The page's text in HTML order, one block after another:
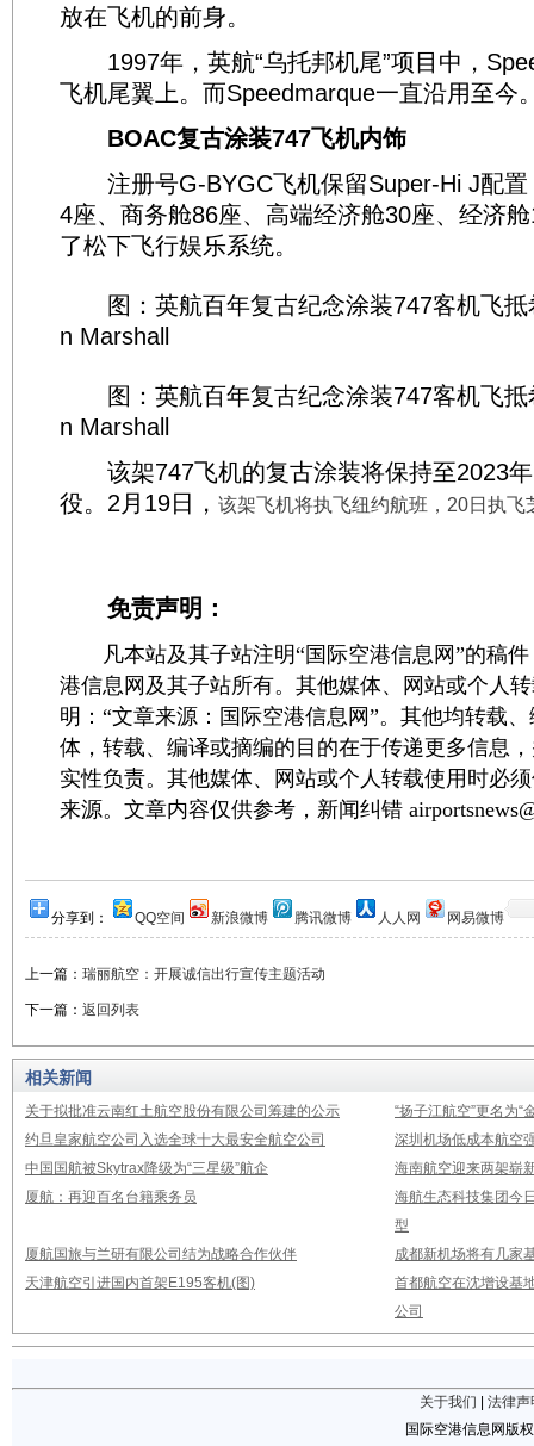
放在飞机的前身。
1997年，英航“乌托邦机尾”项目中，
飞机尾翼上。而Speedmarque一直沿用至今
BOAC复古涂装747飞机内饰
注册号G-BYGC飞机保留Super-Hi J配置
4座、商务舱86座、高端经济舱30座、经济
了松下飞行娱乐系统。
图：英航百年复古纪念涂装747客机飞抵
n Marshall
图：英航百年复古纪念涂装747客机飞抵
n Marshall
该架747飞机的复古涂装将保持至2023年
役。2月19日， 该架飞机将执飞纽约航班，20日执飞
免责声明：
凡本站及其子站注明“国际空港信息网”的稿件
港信息网及其子站所有。其他媒体、网站或个人
明：“文章来源：国际空港信息网”。其他均转载
体，转载、编译或摘编的目的在于传递更多信息
实性负责。其他媒体、网站或个人转载使用时必
来源。文章内容仅供参考，新闻纠错
分享到： QQ空间 新浪微博 腾讯微博 人人网 网易微博
上一篇： 瑞丽航空：开展诚信出行宣传主题活动
下一篇： 返回列表
相关新闻
关于拟批准云南红土航空股份有限公司筹建的公示
“扬子江航空”更名为“
约旦皇家航空公司入选全球十大最安全航空公司
深圳机场低成本航空
中国国航被Skytrax降级为“三星级”航企
海南航空迎来两架崭
厦航：再迎百名台籍乘务员
海航生态科技集团今
型
厦航国旅与兰研有限公司结为战略合作伙伴
成都新机场将有几家
天津航空引进国内首架E195客机(图)
首都航空在沈增设基
公司
关于我们
法律声
国际空港信息网版